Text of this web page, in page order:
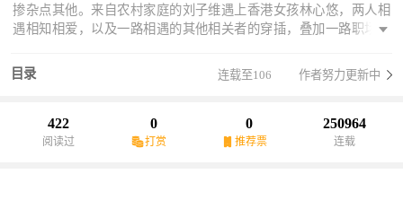
掺杂点其他。来自农村家庭的刘子维遇上香港女孩林心悠，两人相
遇相知相爱，以及一路相遇的其他相关者的穿插，叠加一路职场发
剧加工。
目录 连载至106 作者努力更新中
422
阅读过
0
打赏
0
推荐票
250964
连载